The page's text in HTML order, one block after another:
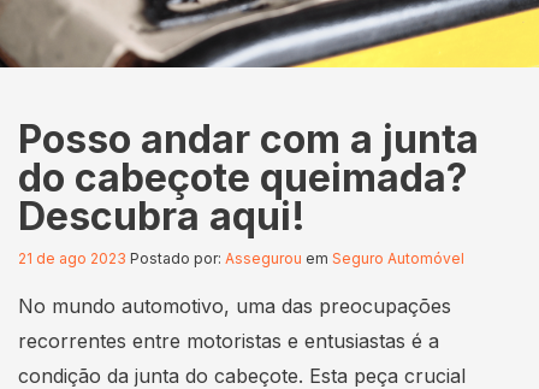
Posso andar com a junta
do cabeçote queimada?
Descubra aqui!
21 de ago 2023 Postado por: Assegurou em Seguro Automóvel
No mundo automotivo, uma das preocupações
recorrentes entre motoristas e entusiastas é a
condição da junta do cabeçote. Esta peça crucial